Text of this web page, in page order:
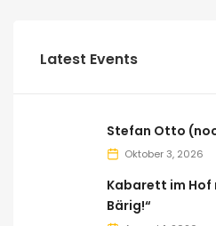
Latest Events
Stefan Otto
Oktober 3, 2026
Kabarett im Hof
Bärig!“